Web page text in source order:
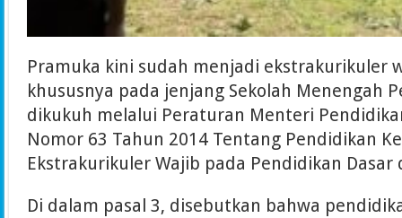
Pramuka kini sudah menjadi ekstrakurikuler
khususnya pada jenjang Sekolah Menengah
dikukuh melalui Peraturan Menteri
Nomor 63 Tahun 2014 Tentang Pendidikan
Ekstrakurikuler Wajib pada Pendidikan Dasar
Di dalam pasal 3, disebutkan bahwa